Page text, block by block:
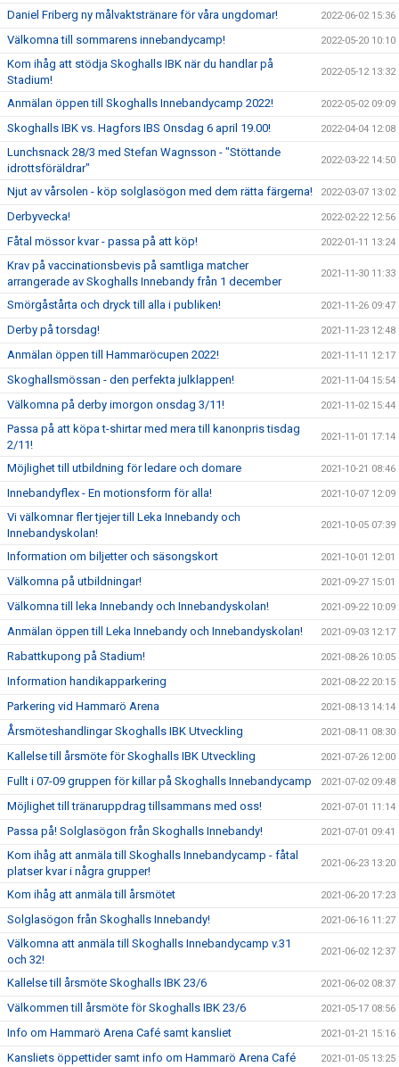
Daniel Friberg ny målvaktstränare för våra ungdomar! 2022-06-02 15:36
Välkomna till sommarens innebandycamp! 2022-05-20 10:10
Kom ihåg att stödja Skoghalls IBK när du handlar på
Stadium!
2022-05-12 13:32
Anmälan öppen till Skoghalls Innebandycamp 2022! 2022-05-02 09:09
Skoghalls IBK vs. Hagfors IBS Onsdag 6 april 19.00! 2022-04-04 12:08
Lunchsnack 28/3 med Stefan Wagnsson - "Stöttande
idrottsföräldrar"
2022-03-22 14:50
Njut av vårsolen - köp solglasögon med dem rätta färgerna! 2022-03-07 13:02
Derbyvecka! 2022-02-22 12:56
Fåtal mössor kvar - passa på att köp! 2022-01-11 13:24
Krav på vaccinationsbevis på samtliga matcher
arrangerade av Skoghalls Innebandy från 1 december
2021-11-30 11:33
Smörgåstårta och dryck till alla i publiken! 2021-11-26 09:47
Derby på torsdag! 2021-11-23 12:48
Anmälan öppen till Hammaröcupen 2022! 2021-11-11 12:17
Skoghallsmössan - den perfekta julklappen! 2021-11-04 15:54
Välkomna på derby imorgon onsdag 3/11! 2021-11-02 15:44
Passa på att köpa t-shirtar med mera till kanonpris tisdag
2/11!
2021-11-01 17:14
Möjlighet till utbildning för ledare och domare 2021-10-21 08:46
Innebandyflex - En motionsform för alla! 2021-10-07 12:09
Vi välkomnar fler tjejer till Leka Innebandy och
Innebandyskolan!
2021-10-05 07:39
Information om biljetter och säsongskort 2021-10-01 12:01
Välkomna på utbildningar! 2021-09-27 15:01
Välkomna till leka Innebandy och Innebandyskolan! 2021-09-22 10:09
Anmälan öppen till Leka Innebandy och Innebandyskolan! 2021-09-03 12:17
Rabattkupong på Stadium! 2021-08-26 10:05
Information handikapparkering 2021-08-22 20:15
Parkering vid Hammarö Arena 2021-08-13 14:14
Årsmöteshandlingar Skoghalls IBK Utveckling 2021-08-11 08:30
Kallelse till årsmöte för Skoghalls IBK Utveckling 2021-07-26 12:00
Fullt i 07-09 gruppen för killar på Skoghalls Innebandycamp 2021-07-02 09:48
Möjlighet till tränaruppdrag tillsammans med oss! 2021-07-01 11:14
Passa på! Solglasögon från Skoghalls Innebandy! 2021-07-01 09:41
Kom ihåg att anmäla till Skoghalls Innebandycamp - fåtal
platser kvar i några grupper!
2021-06-23 13:20
Kom ihåg att anmäla till årsmötet 2021-06-20 17:23
Solglasögon från Skoghalls Innebandy! 2021-06-16 11:27
Välkomna att anmäla till Skoghalls Innebandycamp v.31
och 32!
2021-06-02 12:37
Kallelse till årsmöte Skoghalls IBK 23/6 2021-06-02 08:37
Välkommen till årsmöte för Skoghalls IBK 23/6 2021-05-17 08:56
Info om Hammarö Arena Café samt kansliet 2021-01-21 15:16
Kansliets öppettider samt info om Hammarö Arena Café 2021-01-05 13:25